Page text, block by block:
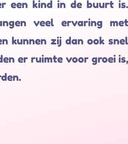
een kind in de buurt is.
veel ervaring met
kunnen zij dan ook snel
er ruimte voor groei is,